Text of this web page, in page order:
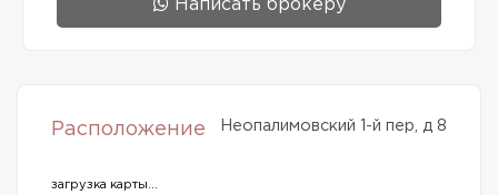
Написать брокеру
Расположение Неопалимовский 1-й пер, д 8
загрузка карты...